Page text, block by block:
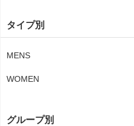
タイプ別
MENS
WOMEN
グループ別